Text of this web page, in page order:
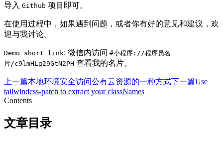
导入 Github 项目即可。
在使用过程中，如果遇到问题，或者你有好的意见和建议，欢
迎与我讨论。
Demo short link: 微信内访问 #小程序://程序员名
片/c9lmHLg29GtN2PH 查看我的名片。
上一篇本地环境安全访问公有云资源的一种方式下一篇Use
tailwindcss-patch to extract your classNames
Contents
文章目录